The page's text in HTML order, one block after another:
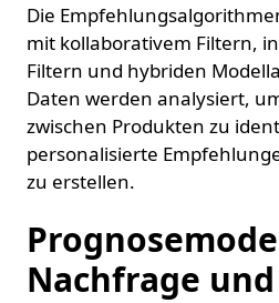
Die
mit kollaborativem Filtern,
Filtern und hybriden
Daten werden analysiert,
zwischen Produkten zu
personalisierte
zu erstellen.
Nachfrage